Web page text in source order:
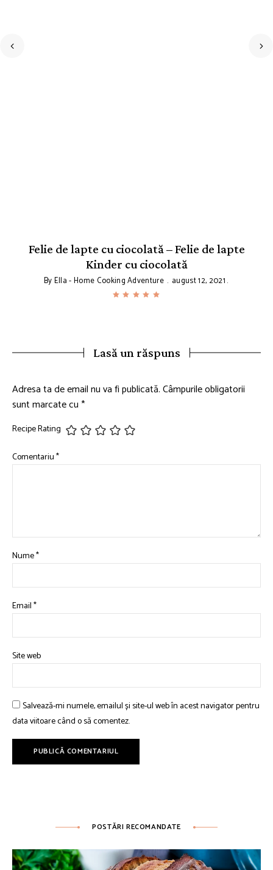
Felie de lapte cu ciocolată – Felie de lapte
Kinder cu ciocolată
ByElla - Home Cooking Adventure august 12, 2021
Lasă un răspuns
Adresa ta de email nu va fi publicată.Câmpurile obligatorii
sunt marcate cu*
Recipe Rating
Comentariu*
Nume*
Email*
Site web
Salvează-mi numele, emailul și site-ul web în acest navigator pentru
data viitoare când o să comentez.
POSTĂRI RECOMANDATE